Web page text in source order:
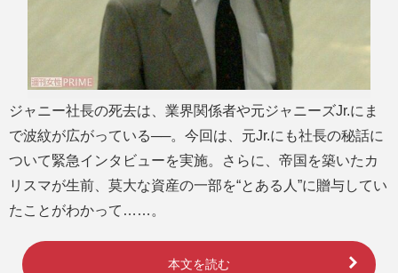
ジャニー社長の死去は、業界関係者や元ジャニーズJr.にま
で波紋が広がっている──。今回は、元Jr.にも社長の秘話に
ついて緊急インタビューを実施。さらに、帝国を築いたカ
リスマが生前、莫大な資産の一部を“とある人”に贈与してい
たことがわかって……。
本文を読む